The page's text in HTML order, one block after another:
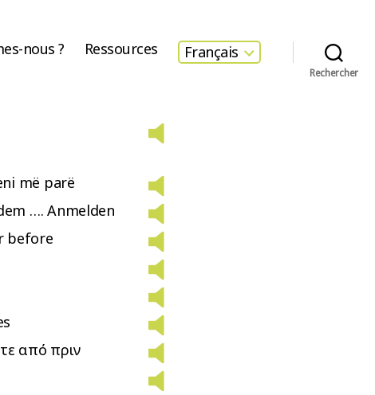
nous ? Ressources Français
Rechercher
më parë
…. Anmelden
before
από πριν